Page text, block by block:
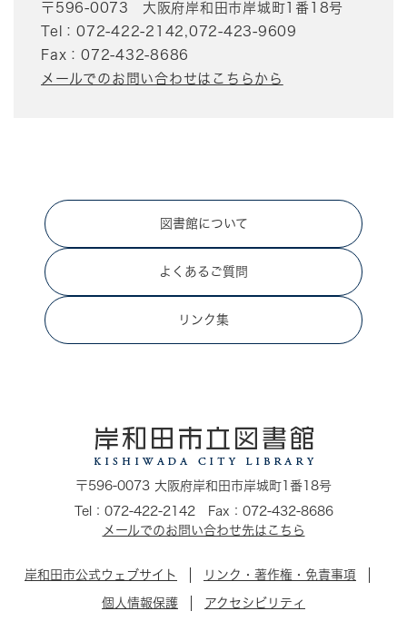
〒596-0073
大阪府岸和田市岸城町1番18号
Tel：072-422-2142,072-423-9609
Fax：072-432-8686
メールでのお問い合わせはこちらから
図書館について
よくあるご質問
リンク集
〒596-0073 大阪府岸和田市岸城町1番18号
Tel：072-422-2142 Fax：072-432-8686
メールでのお問い合わせ先はこちら
岸和田市公式ウェブサイト リンク・著作権・免責事項
個人情報保護 アクセシビリティ